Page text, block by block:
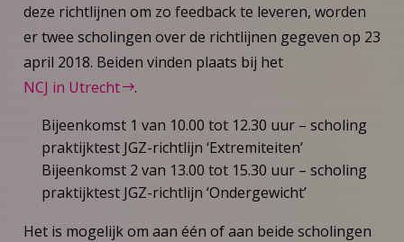
deze richtlijnen om zo feedback te leveren, worden
er twee scholingen over de richtlijnen gegeven op 23
april 2018. Beiden vinden plaats bij het
NCJ in Utrecht
.
Bijeenkomst 1 van 10.00 tot 12.30 uur – scholing
praktijktest JGZ-richtlijn ‘Extremiteiten’
Bijeenkomst 2 van 13.00 tot 15.30 uur – scholing
praktijktest JGZ-richtlijn ‘Ondergewicht’
Het is mogelijk om aan één of aan beide scholingen